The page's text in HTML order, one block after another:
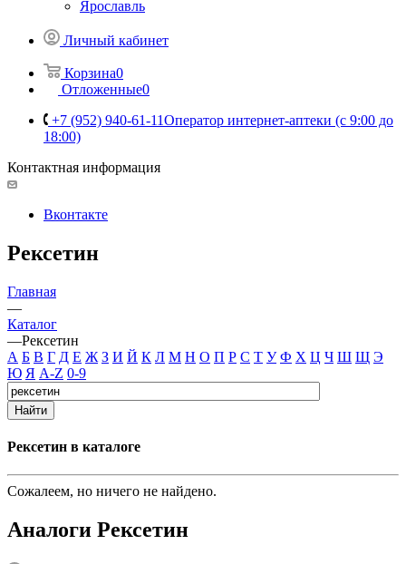
Ярославль
Личный кабинет
Корзина0
Отложенные0
+7 (952) 940-61-11Оператор интернет-аптеки (с 9:00 до
18:00)
Контактная информация
Вконтакте
Рексетин
Главная
—
Каталог
—Рексетин
А Б В Г Д Е Ж З И Й К Л М Н О П Р С Т У Ф Х Ц Ч Ш Щ Э
Ю Я A-Z 0-9
Найти
Рексетин в каталоге
Сожалеем, но ничего не найдено.
Аналоги Рексетин